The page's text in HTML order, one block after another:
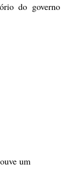
do governo
um